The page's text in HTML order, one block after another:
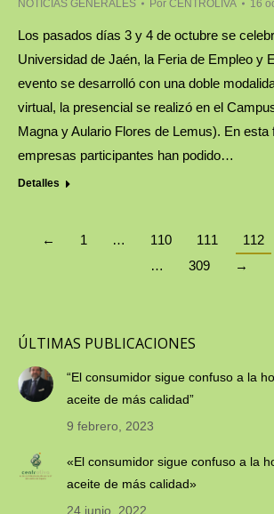
NOTICIAS GENERALES Por CENTROLIVA 16
Los pasados días 3 y 4 de octubre se
Universidad de Jaén, la Feria de Empleo y
evento se desarrolló con una doble
virtual, la presencial se realizó en el
Magna y Aulario Flores de Lemus). En esta
empresas participantes han podido…
Detalles
← 1 … 110 111 112
…
309 →
ÚLTIMAS PUBLICACIONES
“El consumidor sigue confuso a la
aceite de más calidad”
9 febrero, 2023
«El consumidor sigue confuso a la
aceite de más calidad»
24 junio, 2022